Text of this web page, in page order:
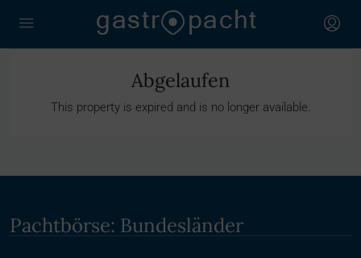
Abgelaufen
This property is expired and is no longer available.
Pachtbörse: Bundesländer